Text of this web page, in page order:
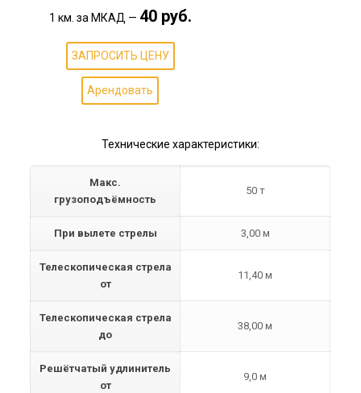
1 км. за МКАД — 40 руб.
ЗАПРОСИТЬ ЦЕНУ
Арендовать
Технические характеристики:
Макс.
грузоподъёмность
50 т
При вылете стрелы 3,00 м
Телескопическая стрела
от
11,40 м
Телескопическая стрела
до
38,00 м
Решётчатый удлинитель
от
9,0 м